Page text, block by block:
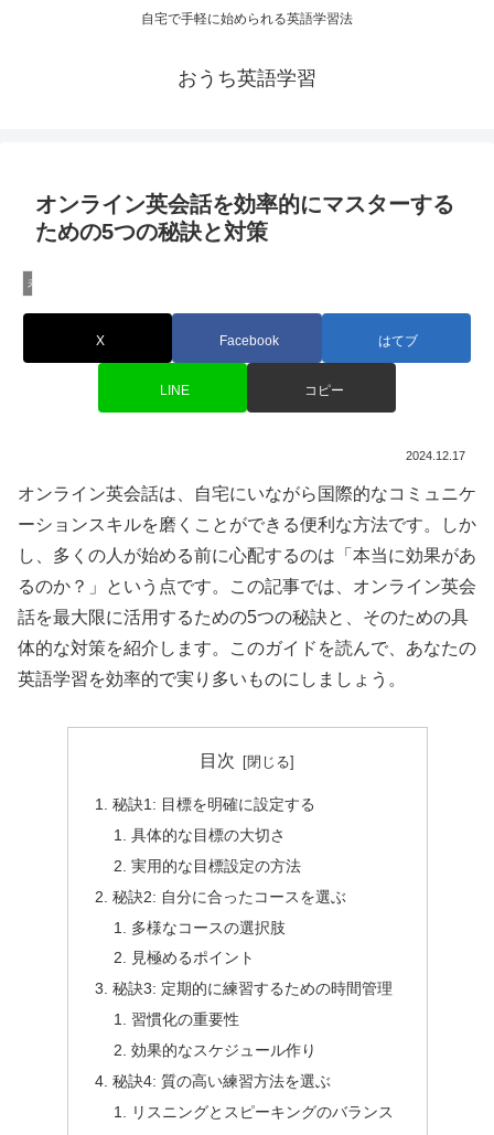
自宅で手軽に始められる英語学習法
おうち英語学習
オンライン英会話を効率的にマスターする
ための5つの秘訣と対策
未分類
X Facebook はてブ
LINE コピー
2024.12.17
オンライン英会話は、自宅にいながら国際的なコミュニケ
ーションスキルを磨くことができる便利な方法です。しか
し、多くの人が始める前に心配するのは「本当に効果があ
るのか？」という点です。この記事では、オンライン英会
話を最大限に活用するための5つの秘訣と、そのための具
体的な対策を紹介します。このガイドを読んで、あなたの
英語学習を効率的で実り多いものにしましょう。
目次
秘訣1: 目標を明確に設定する
具体的な目標の大切さ
実用的な目標設定の方法
秘訣2: 自分に合ったコースを選ぶ
多様なコースの選択肢
見極めるポイント
秘訣3: 定期的に練習するための時間管理
習慣化の重要性
効果的なスケジュール作り
秘訣4: 質の高い練習方法を選ぶ
リスニングとスピーキングのバランス